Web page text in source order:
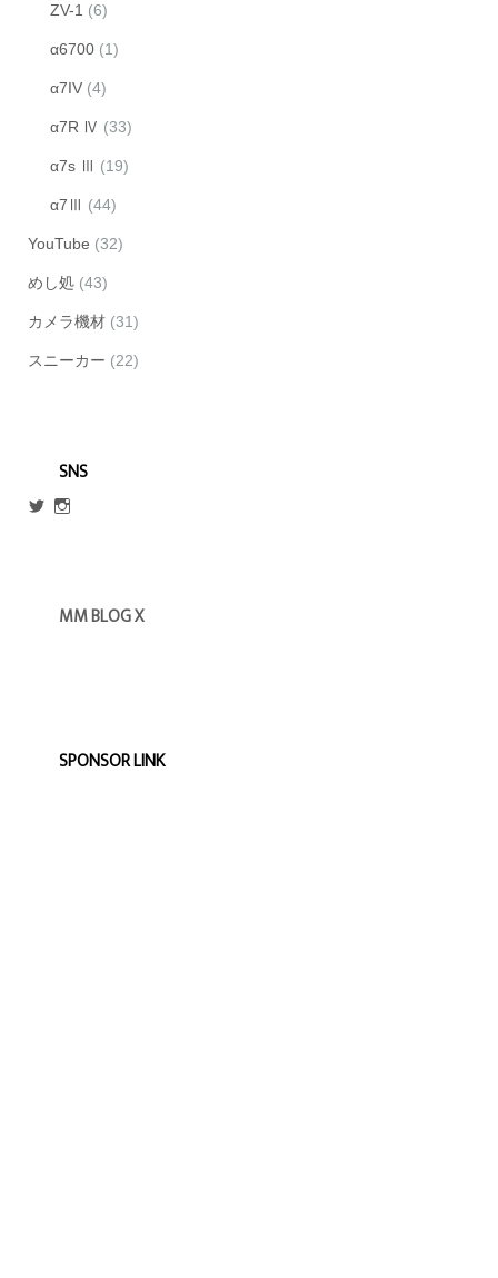
ZV-1 (6)
α6700 (1)
α7IV (4)
α7R Ⅳ (33)
α7s Ⅲ (19)
α7Ⅲ (44)
YouTube (32)
めし処 (43)
カメラ機材 (31)
スニーカー (22)
SNS
@escmm45
フ
示
フ
示
MM BLOG X
SPONSOR LINK